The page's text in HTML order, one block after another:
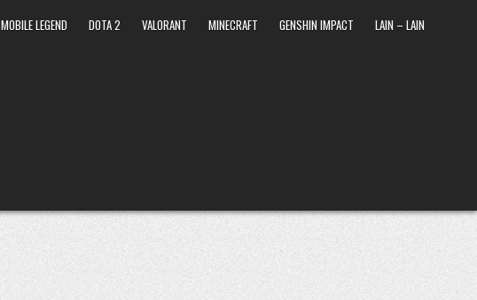
MOBILE LEGEND DOTA 2 VALORANT MINECRAFT GENSHIN IMPACT LAIN – LAIN